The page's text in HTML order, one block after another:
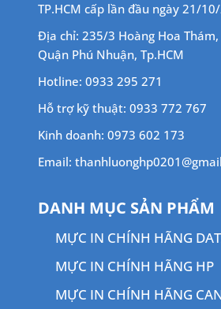
TP.HCM cấp lần đầu ngày 21/
Địa chỉ: 235/3 Hoàng Hoa
Quận Phú Nhuận, Tp.HCM
Hotline: 0933 295 271
Hỗ trợ kỹ thuật: 0933 772 767
Kinh doanh: 0973 602 173
Email:
DANH MỤC SẢN PHẨM
MỰC IN CHÍNH HÃNG
MỰC IN CHÍNH HÃNG HP
MỰC IN CHÍNH HÃNG